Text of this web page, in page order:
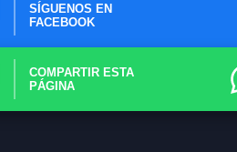
SÍGUENOS EN
FACEBOOK
COMPARTIR ESTA
PÁGINA